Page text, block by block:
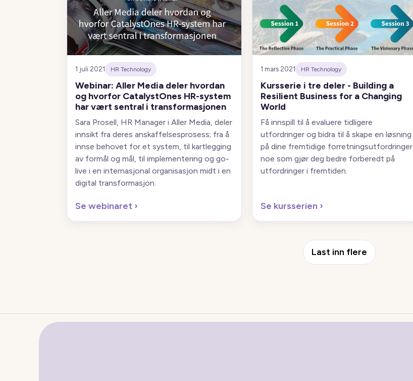
1 juli 2021 HR Technology
Webinar: Aller Media deler hvordan
og hvorfor CatalystOnes HR-system
har vært sentral i transformasjonen
Sara Prosell, HR Manager i Aller Media, deler
innsikt fra deres anskaffelsesprosess; fra å
innse behovet for et system, til kartlegging
av formål og mål, til implementering og go-
live i en internasjonal organisasjon midt i en
digital transformasjon.
Se webinaret ›
1 mars 2021 HR Technology
Kursserie i tre deler - Building a
Resilient Business for a Changing
World
Få innspill til å evaluere tidligere
utfordringer og bidra til å skape en løsning
på dine fremtidige forretningsutfordringer,
noe som gjør deg bedre forberedt på
utfordringer i fremtiden.
Se kursserien ›
Last inn flere